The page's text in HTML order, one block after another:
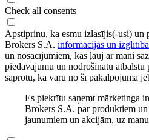
Check all consents
Apstiprinu, ka esmu izlasījis(-usi)
Brokers S.A. informācijas un
un nosacījumiem, kas ļauj ar mani
piedāvājumu un nodrošinātu
saprotu, ka varu no šī pakalpojuma
Es piekrītu saņemt mārketinga
Brokers S.A. par produktiem
jaunumiem un akcijām, uz